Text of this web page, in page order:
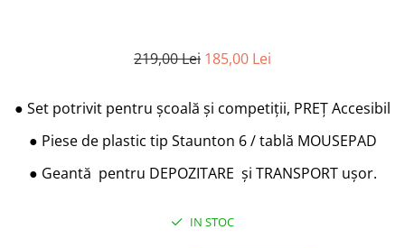
Piese Din Lemn
Piese Din Plastic
Piese rezerva
219,00 Lei 185,00 Lei
● Set potrivit pentru școală și competiții, PREȚ Accesibil
● Piese de plastic tip Staunton 6 / tablă MOUSEPAD
● Geantă pentru DEPOZITARE și TRANSPORT ușor.
IN STOC